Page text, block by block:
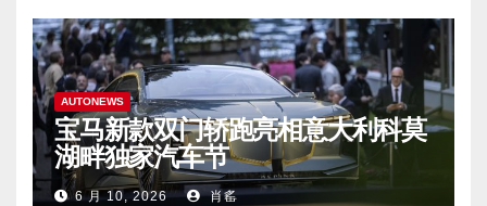
AUTONEWS
宝马新款双门轿跑亮相意大利科莫
湖畔独家汽车节
6 月 10, 2026 肖䍃